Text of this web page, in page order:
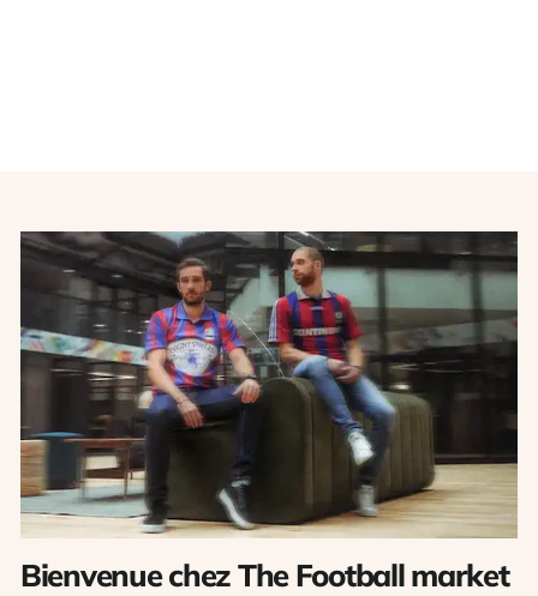
Bienvenue chez The Football market